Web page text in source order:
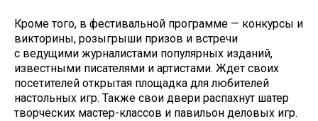
Кроме того, в фестивальной программе — конкурсы и
викторины, розыгрыши призов и встречи
с ведущими журналистами популярных изданий,
известными писателями и артистами. Ждет своих
посетителей открытая площадка для любителей
настольных игр. Также свои двери распахнут шатер
творческих мастер-классов и павильон деловых игр.